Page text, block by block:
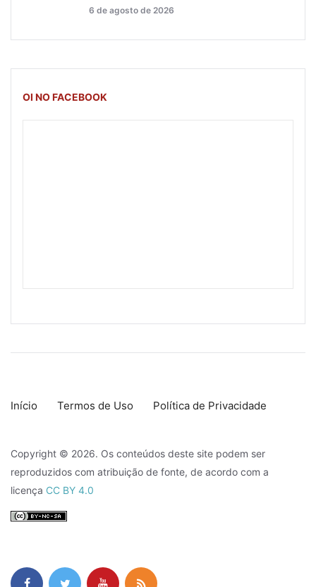
6 de agosto de 2026
OI NO FACEBOOK
Início Termos de Uso Política de Privacidade
Copyright © 2026. Os conteúdos deste site podem ser
reproduzidos com atribuição de fonte, de acordo com a
licença CC BY 4.0